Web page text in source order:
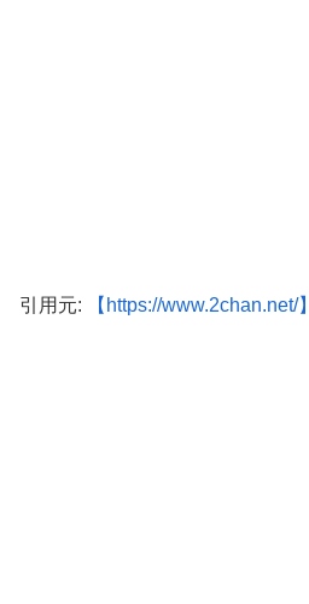
引用元: 【https://www.2chan.net/】